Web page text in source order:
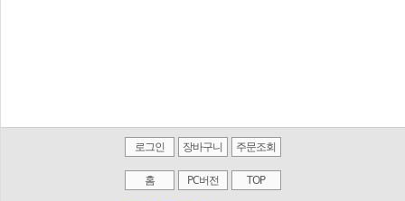
로그인 장바구니 주문조회
홈 PC버전 TOP